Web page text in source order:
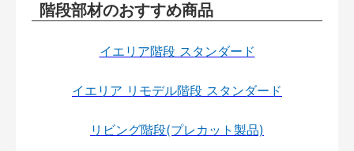
階段部材のおすすめ商品
イエリア階段 スタンダード
イエリア リモデル階段 スタンダード
リビング階段(プレカット製品)